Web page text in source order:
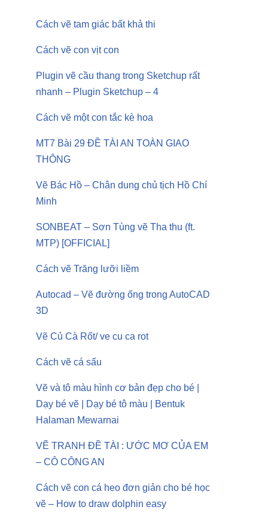
Cách vẽ tam giác bất khả thi
Cách vẽ con vịt con
Plugin vẽ cầu thang trong Sketchup rất
nhanh – Plugin Sketchup – 4
Cách vẽ một con tắc kè hoa
MT7 Bài 29 ĐỀ TÀI AN TOÀN GIAO
THÔNG
Vẽ Bác Hồ – Chân dung chủ tịch Hồ Chí
Minh
SONBEAT – Sơn Tùng vẽ Tha thu (ft.
MTP) [OFFICIAL]
Cách vẽ Trăng lưỡi liềm
Autocad – Vẽ đường ống trong AutoCAD
3D
Vẽ Củ Cà Rốt/ ve cu ca rot
Cách vẽ cá sấu
Vẽ và tô màu hình cơ bản đẹp cho bé |
Dạy bé vẽ | Dạy bé tô màu | Bentuk
Halaman Mewarnai
VẼ TRANH ĐỀ TÀI : ƯỚC MƠ CỦA EM
– CÔ CÔNG AN
Cách vẽ con cá heo đơn giản cho bé học
vẽ – How to draw dolphin easy